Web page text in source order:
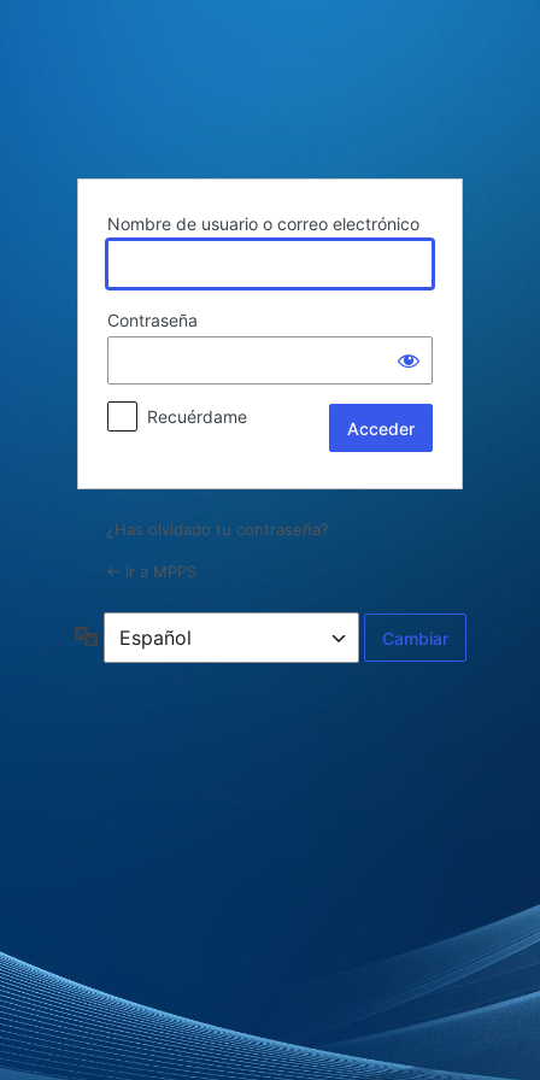
Nombre de usuario o correo electrónico
Contraseña
Recuérdame
¿Has olvidado tu contraseña?
← Ir a MPPS
Idioma